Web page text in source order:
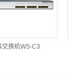
交换机WS-C3